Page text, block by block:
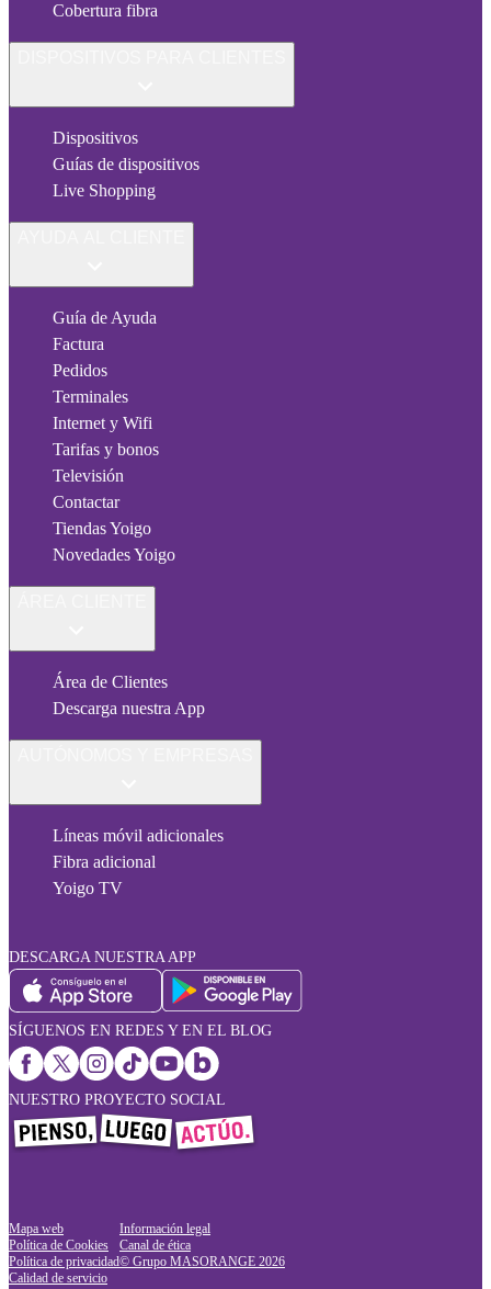
Cobertura fibra
Dispositivos
Guías de dispositivos
Live Shopping
Guía de Ayuda
Factura
Pedidos
Terminales
Internet y Wifi
Tarifas y bonos
Televisión
Contactar
Tiendas Yoigo
Novedades Yoigo
Área de Clientes
Descarga nuestra App
Líneas móvil adicionales
Fibra adicional
Yoigo TV
DESCARGA NUESTRA APP
SÍGUENOS EN REDES Y EN EL BLOG
NUESTRO PROYECTO SOCIAL
Mapa web
Política de Cookies
Política de privacidad
Calidad de servicio
Información legal
Canal de ética
© Grupo MASORANGE 2026